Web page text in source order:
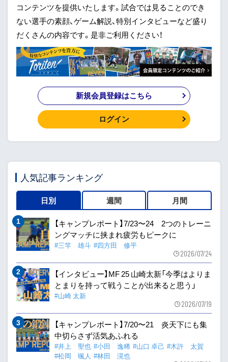
コンテンツを提供いたします。試合では見ることのでき
ない選手の素顔、ゲーム解説、特別インタビューなど盛り
だくさんの内容です。是非ご利用ください！
新規会員登録はこちら
ログイン
人気記事ランキング
日別 週間 月間
【キャンプレポート】7/23〜24 2つのトレーニ
ングマッチに挟まれ疲労もピークに
#三竿 雄斗 #四方田 修平
2026/07/24
【インタビュー】MF 25 山崎太新「今季はよりま
とまりを持って戦うことが出来ると思う」
#山崎 太新
2026/07/19
【キャンプレポート】7/20〜21 炎天下にも集
中切らさず活気あふれる
#井上 聖也 #小田 逸稀 #山口 卓己 #木許 太賀
#松岡 颯人 #林田 滉也